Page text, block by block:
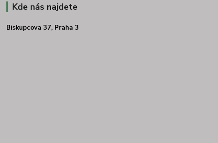
Kde nás najdete
Biskupcova 37, Praha 3